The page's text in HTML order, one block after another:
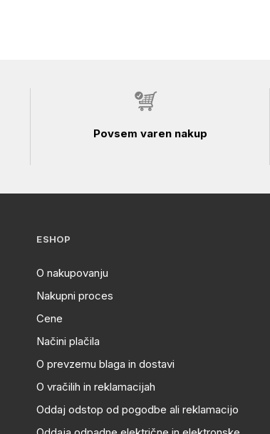
Povsem varen nakup
ESHOP
O nakupovanju
Nakupni proces
Cene
Načini plačila
O prevzemu blaga in dostavi
O vračilih in reklamacijah
Oddaj odstop od pogodbe ali reklamacijo